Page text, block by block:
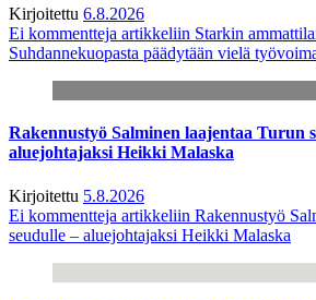
Kirjoitettu 6.8.2026
Ei kommentteja artikkeliin Starkin
Suhdannekuopasta päädytään vielä
Rakennustyö Salminen laajentaa Turun
aluejohtajaksi Heikki Malaska
Kirjoitettu 5.8.2026
Ei kommentteja artikkeliin Rakennustyö
seudulle – aluejohtajaksi Heikki Malaska